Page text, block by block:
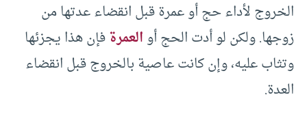
الخروج لأداء حج أو عمرة قبل انقضاء عدتها من
زوجها. ولكن لو أدت الحج أوالعمرةفإن هذا يجزئها
وتثاب عليه، وإن كانت عاصية بالخروج قبل انقضاء
العدة.